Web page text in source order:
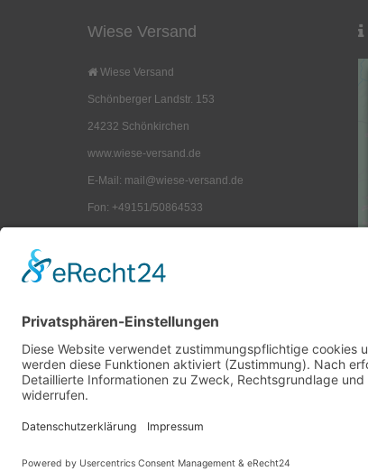
Wiese Versand
Wiese Versand
Schönberger Landstr. 153
24232 Schönkirchen
www.wiese-versand.de
E-Mail: mail@wiese-versand.de
Fon: +49151/50864533
Geschäftsform: Einzelunternehmen
mail@wiese-versand.de